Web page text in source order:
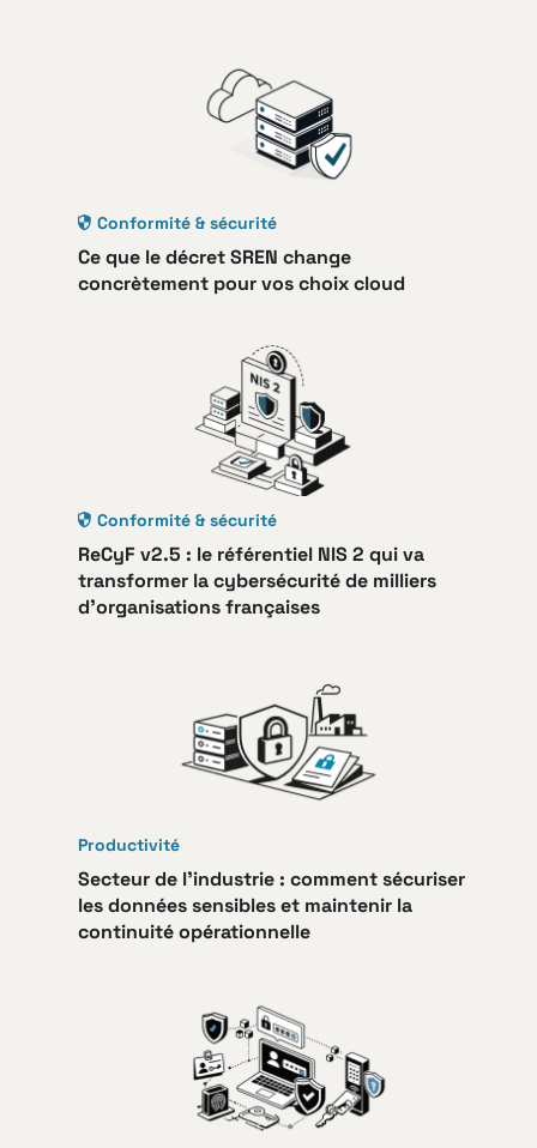
Conformité & sécurité
Ce que le décret SREN change
concrètement pour vos choix cloud
Conformité & sécurité
ReCyF v2.5 : le référentiel NIS 2 qui va
transformer la cybersécurité de milliers
d’organisations françaises
Productivité
Secteur de l’industrie : comment sécuriser
les données sensibles et maintenir la
continuité opérationnelle